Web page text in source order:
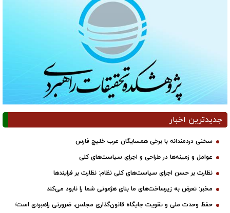
جدیدترین اخبار
سخنی دردمندانه با برخی همسایگان عرب خلیج فارس
عوامل و زمینه‌ها در طراحی و اجرای سیاست‌های کلی
نظارت بر حسن اجرای سیاست‌های کلی نظام: نظارت بر فرایندها
مخبر: تعرض به زیرساخت‌های ما بنای هژمونی شما را نابود می‌کند
حفظ وحدت ملی و تقویت جایگاه قانون‌گذاری مجلس، ضرورتی راهبردی است/